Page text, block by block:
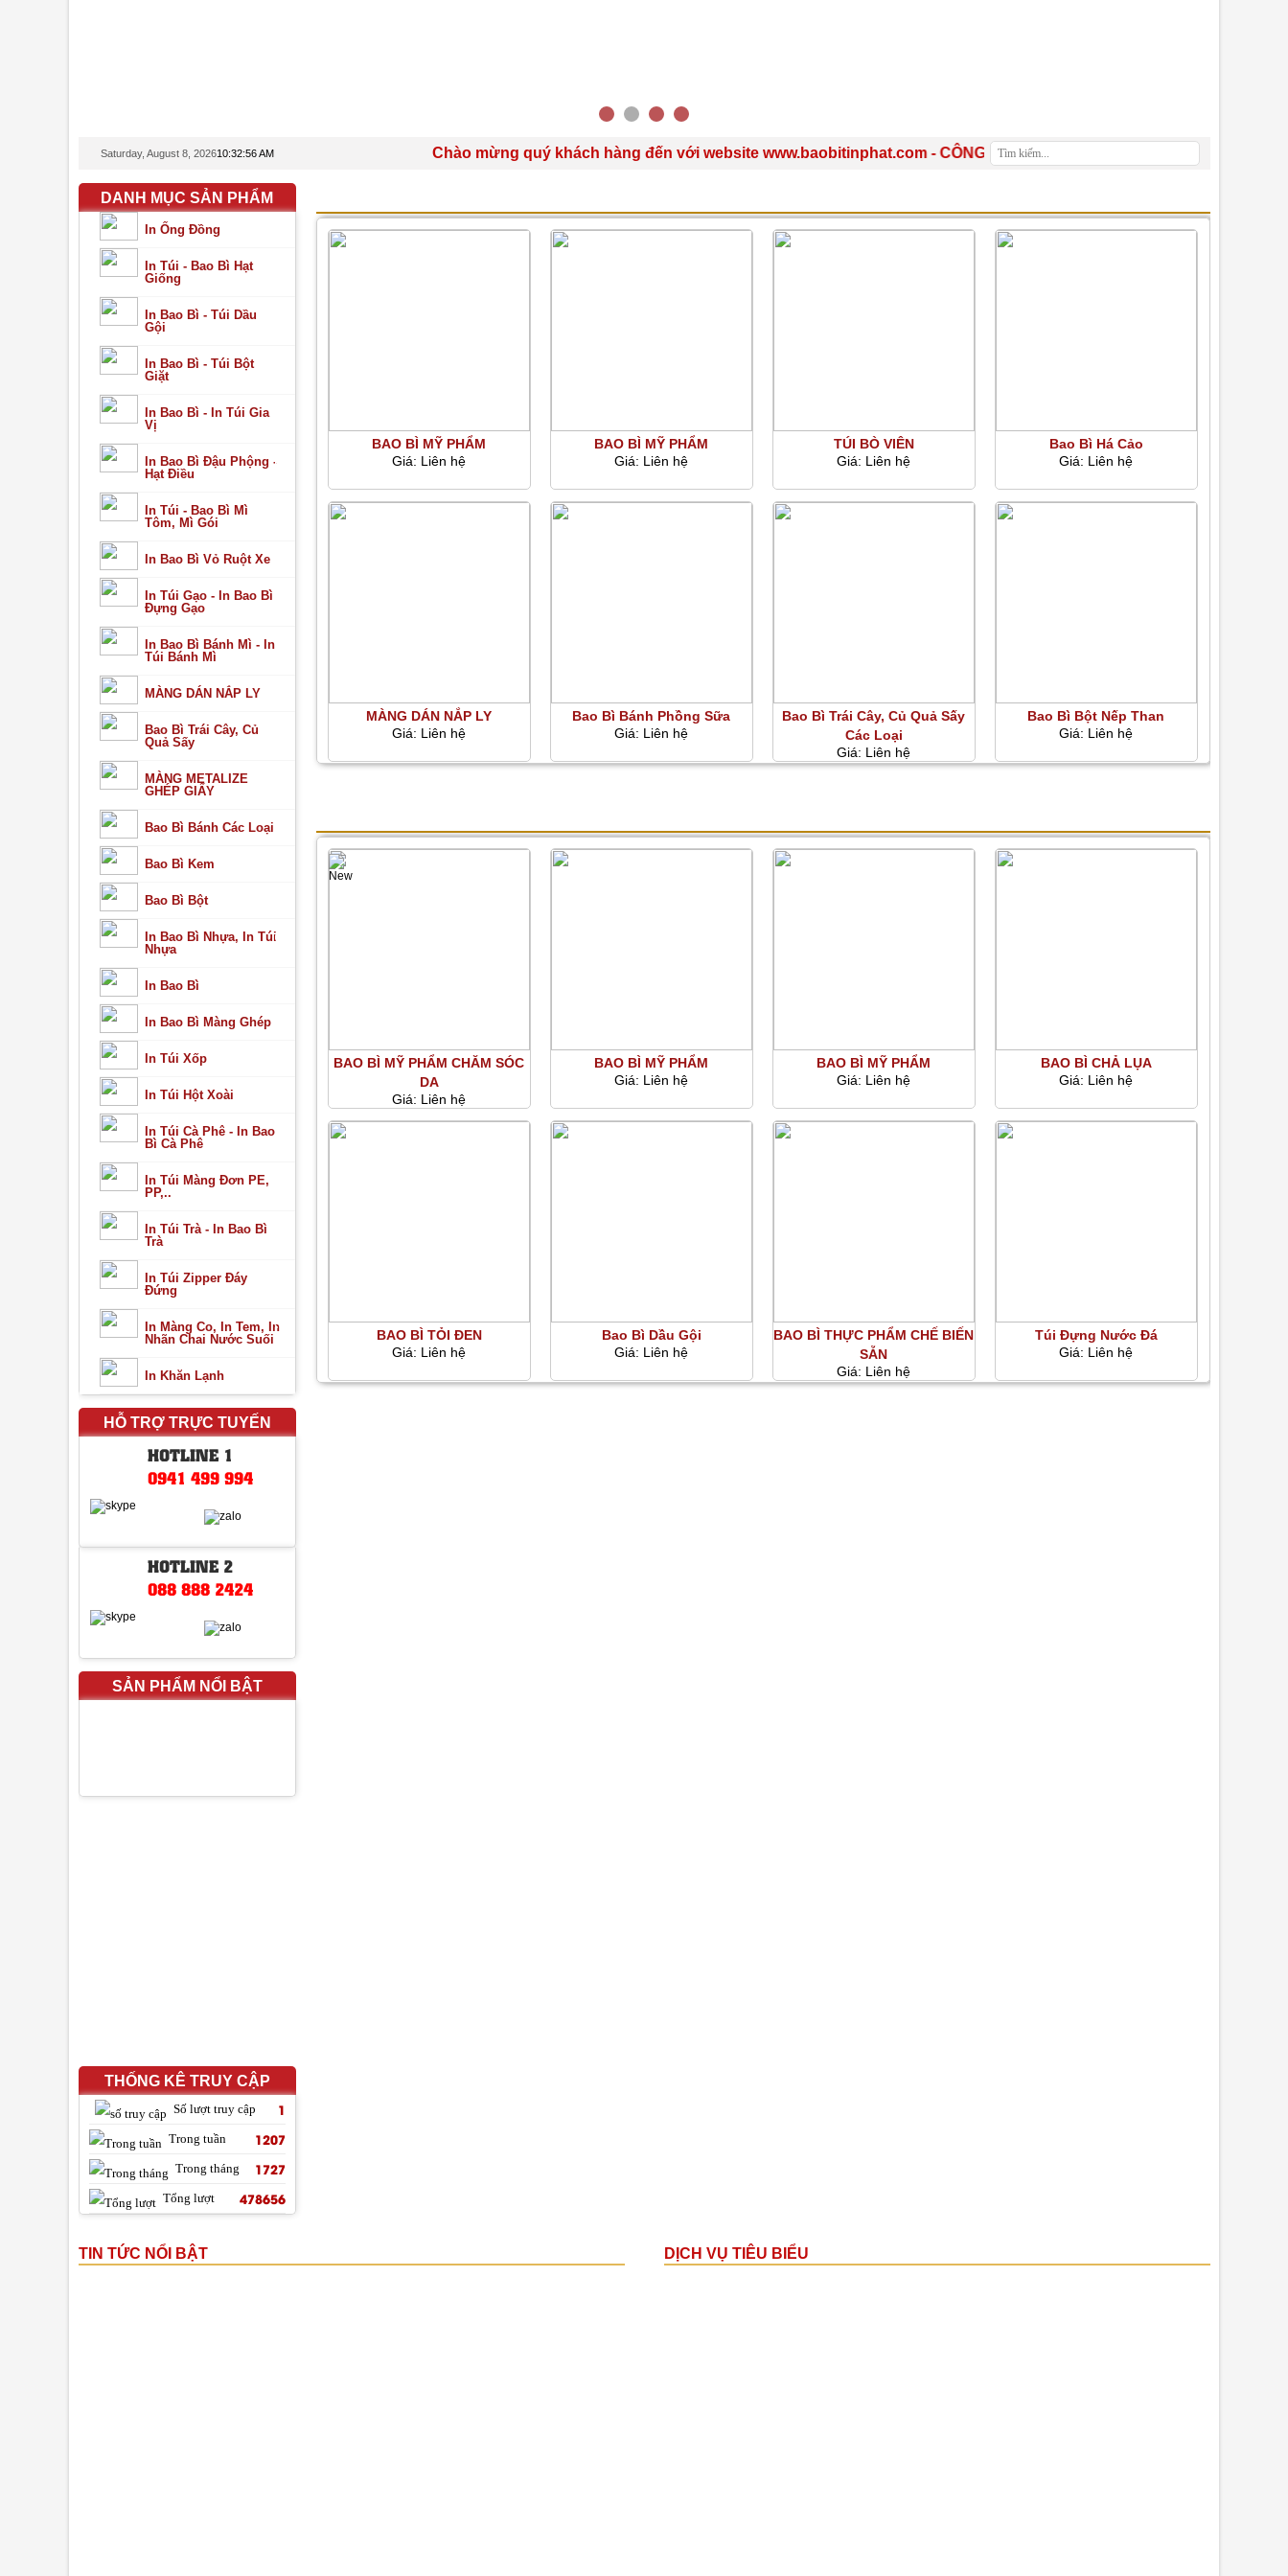
Saturday, August 8, 202610:32:57 AM Chào mừng quý khách hàng đến với website www.baobitinphat.com - CÔNG TY TNHH SX TM DV XNK BAO BÌ TÍN PHÁT -
DANH MỤC SẢN PHẨM
In Ống Đồng
In Túi - Bao Bì Hạt
Giống
In Bao Bì - Túi Dầu
Gội
In Bao Bì - Túi Bột
Giặt
In Bao Bì - In Túi Gia
Vị
In Bao Bì Đậu Phộng -
Hạt Điều
In Túi - Bao Bì Mì
Tôm, Mì Gói
In Bao Bì Vỏ Ruột Xe
In Túi Gạo - In Bao Bì
Đựng Gạo
In Bao Bì Bánh Mì - In
Túi Bánh Mì
MÀNG DÁN NẮP LY
Bao Bì Trái Cây, Củ
Quả Sấy
MÀNG METALIZE
GHÉP GIẤY
Bao Bì Bánh Các Loại
Bao Bì Kem
Bao Bì Bột
In Bao Bì Nhựa, In Túi
Nhựa
In Bao Bì
In Bao Bì Màng Ghép
In Túi Xốp
In Túi Hột Xoài
In Túi Cà Phê - In Bao
Bì Cà Phê
In Túi Màng Đơn PE,
PP,..
In Túi Trà - In Bao Bì
Trà
In Túi Zipper Đáy
Đứng
In Màng Co, In Tem, In
Nhãn Chai Nước Suối
In Khăn Lạnh
HỖ TRỢ TRỰC TUYẾN
HOTLINE 1
0941 499 994
HOTLINE 2
088 888 2424
SẢN PHẨM NỔI BẬT
THỐNG KÊ TRUY CẬP
Số lượt truy cập 1
Trong tuần 1207
Trong tháng 1727
Tổng lượt 478656
BAO BÌ MỸ PHẨM
Giá: Liên hệ
BAO BÌ MỸ PHẨM
Giá: Liên hệ
TÚI BÒ VIÊN
Giá: Liên hệ
Bao Bì Há Cảo
Giá: Liên hệ
MÀNG DÁN NẮP LY
Giá: Liên hệ
Bao Bì Bánh Phồng Sữa
Giá: Liên hệ
Bao Bì Trái Cây, Củ Quả Sấy
Các Loại
Giá: Liên hệ
Bao Bì Bột Nếp Than
Giá: Liên hệ
BAO BÌ MỸ PHẨM CHĂM SÓC
DA
Giá: Liên hệ
BAO BÌ MỸ PHẨM
Giá: Liên hệ
BAO BÌ MỸ PHẨM
Giá: Liên hệ
BAO BÌ CHẢ LỤA
Giá: Liên hệ
BAO BÌ TỎI ĐEN
Giá: Liên hệ
Bao Bì Dầu Gội
Giá: Liên hệ
BAO BÌ THỰC PHẨM CHẾ BIẾN
SẴN
Giá: Liên hệ
Túi Đựng Nước Đá
Giá: Liên hệ
TIN TỨC NỔI BẬT DỊCH VỤ TIÊU BIỂU